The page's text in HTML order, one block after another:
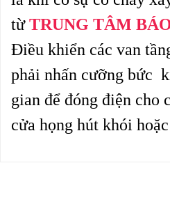
từTRUNG TÂM
Điều khiển các van
phải nhấn cưỡng bức
gian để đóng điện cho
cửa họng hút khói